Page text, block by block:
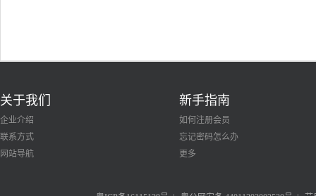
关于我们
企业介绍
联系方式
网站导航
新手指南
如何注册会员
忘记密码怎么办
更多